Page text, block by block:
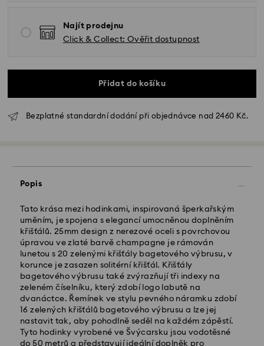
Najít prodejnu
Click & Collect: Ověřit dostupnost
Přidat do košíku
Bezplatné standardní dodání při objednávce nad 2460 Kč.
Popis
Tato krása mezi hodinkami, inspirovaná šperkařským
uměním, je spojena s elegancí umocněnou doplněním
křišťálů. 25mm design z nerezové oceli s povrchovou
úpravou ve zlaté barvě champagne je rámován
lunetou s 20 zelenými křišťály bagetového výbrusu, v
korunce je zasazen solitérní křišťál. Křišťály
bagetového výbrusu také zvýrazňují tři indexy na
zeleném číselníku, který zdobí logo labutě na
dvanáctce. Řemínek ve stylu pevného náramku zdobí
16 zelených křišťálů bagetového výbrusu a lze jej
nastavit tak, aby pohodlně seděl na každém zápěstí.
Tyto hodinky vyrobené ve Švýcarsku jsou vodotěsné
do 50 metrů a představují ideální doplněk pro
Standardní dodání - GLS
Objednávky podané od pondělí do pátku do 10:00
SEČ budou zpracovány a odeslány tentýž pracovní
den.
Standardní dodací lhůta: 2 pracovní dny po
zpracování a odeslání